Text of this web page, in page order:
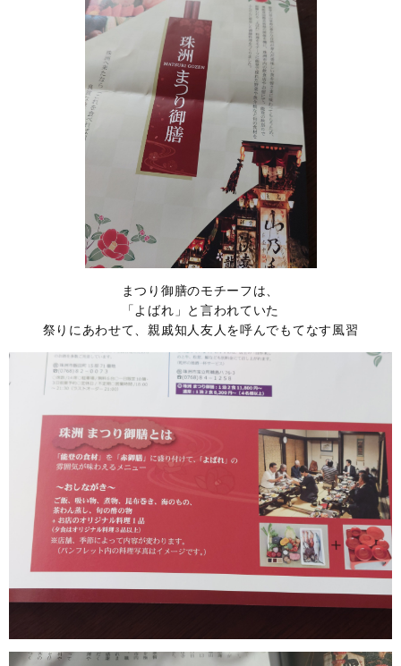
まつり御膳のモチーフは、
「よばれ」と言われていた
祭りにあわせて、親戚知人友人を呼んでもてなす風習